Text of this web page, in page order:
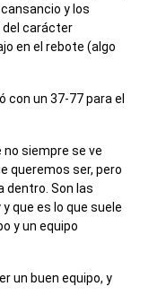
y los
del carácter
en el rebote (algo
con un 37-77 para el
no siempre se ve
queremos ser, pero
dentro. Son las
que es lo que suele
y un equipo
un buen equipo, y